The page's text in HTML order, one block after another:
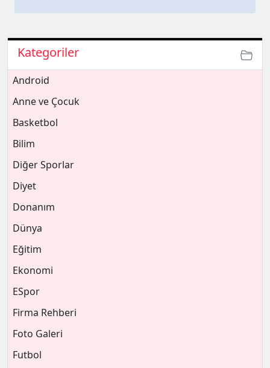
Kategoriler
Android
Anne ve Çocuk
Basketbol
Bilim
Diğer Sporlar
Diyet
Donanım
Dünya
Eğitim
Ekonomi
ESpor
Firma Rehberi
Foto Galeri
Futbol